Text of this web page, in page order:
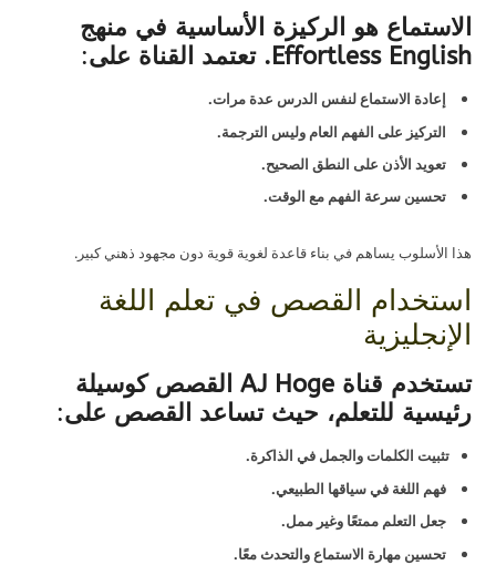
الاستماع هو الركيزة الأساسية في منهج
Effortless English. تعتمد القناة على
:
إعادة الاستماع لنفس الدرس عدة مرات.
التركيز على الفهم العام وليس الترجمة.
تعويد الأذن على النطق الصحيح.
تحسين سرعة الفهم مع الوقت.
هذا الأسلوب يساهم في بناء قاعدة لغوية قوية دون مجهود ذهني كبير.
استخدام القصص في تعلم اللغة
الإنجليزية
تستخدم قناة AJ Hoge القصص كوسيلة
رئيسية للتعلم، حيث تساعد القصص على:
تثبيت الكلمات والجمل في الذاكرة.
فهم اللغة في سياقها الطبيعي.
جعل التعلم ممتعًا وغير ممل.
تحسين مهارة الاستماع والتحدث معًا.